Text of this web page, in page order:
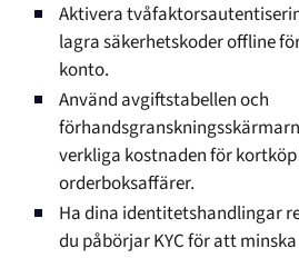
Aktivera
lagra säkerhetskoder offline
konto.
Använd avgiftstabellen och
verkliga kostnaden för
orderboksaffärer.
Ha dina identitetshandlingar
du påbörjar KYC för att